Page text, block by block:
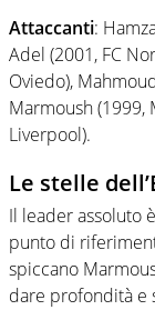
Attaccanti:
Adel (2001, FC
Oviedo),
Marmoush (1999,
Liverpool).
Le stelle
Il leader assoluto è
punto di
spiccano
dare profondità e